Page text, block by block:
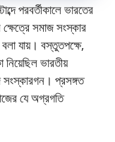
পরবর্তীকালে ভারতের
সমাজ সংস্কার
যায়। বস্তুতপক্ষে,
নিয়েছিল ভারতীয়
সংস্কারগন। প্রসঙ্গত
যে অগ্রগতি